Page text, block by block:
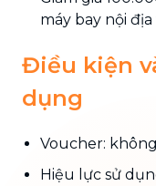
máy bay nội
Điều kiện
dụng
Voucher:
Hiệu lực sử